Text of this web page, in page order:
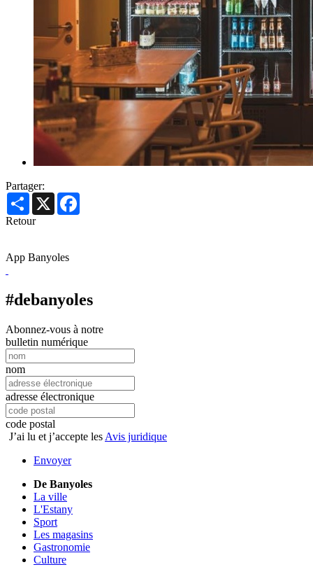
Partager:
Share X
Retour
App Banyoles
#debanyoles
Abonnez-vous à notre
bulletin numérique
nom
adresse électronique
code postal
J’ai lu et j’accepte les Avis juridique
Envoyer
De Banyoles
La ville
L'Estany
Sport
Les magasins
Gastronomie
Culture